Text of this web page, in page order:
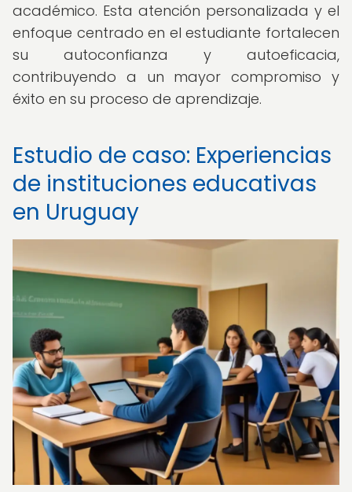
académico. Esta atención personalizada y el
enfoque centrado en el estudiante fortalecen
su autoconfianza y autoeficacia,
contribuyendo a un mayor compromiso y
éxito en su proceso de aprendizaje.
Estudio de caso: Experiencias
de instituciones educativas
en Uruguay